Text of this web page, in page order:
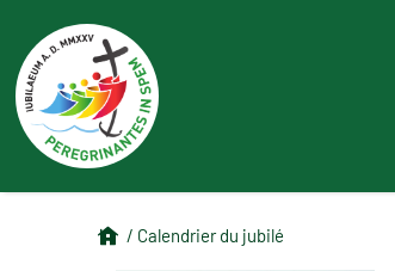
/ Calendrier du jubilé